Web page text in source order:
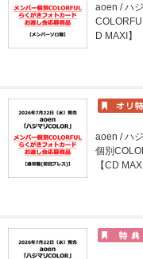
aoen / ハ
D MAXI】
aoen / ハ
個別
【CD MAXI